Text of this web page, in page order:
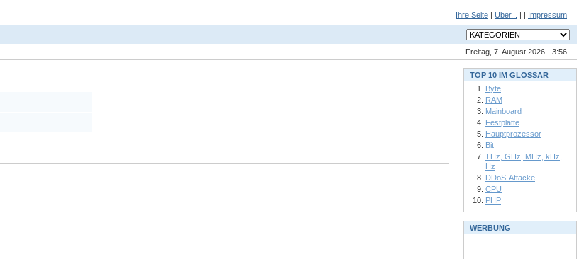
Ihre Seite | Über... | | Impressum
Freitag, 7. August 2026 - 3:56
TOP 10 IM GLOSSAR
Byte
RAM
Mainboard
Festplatte
Hauptprozessor
Bit
THz, GHz, MHz, kHz,
Hz
DDoS-Attacke
CPU
PHP
WERBUNG